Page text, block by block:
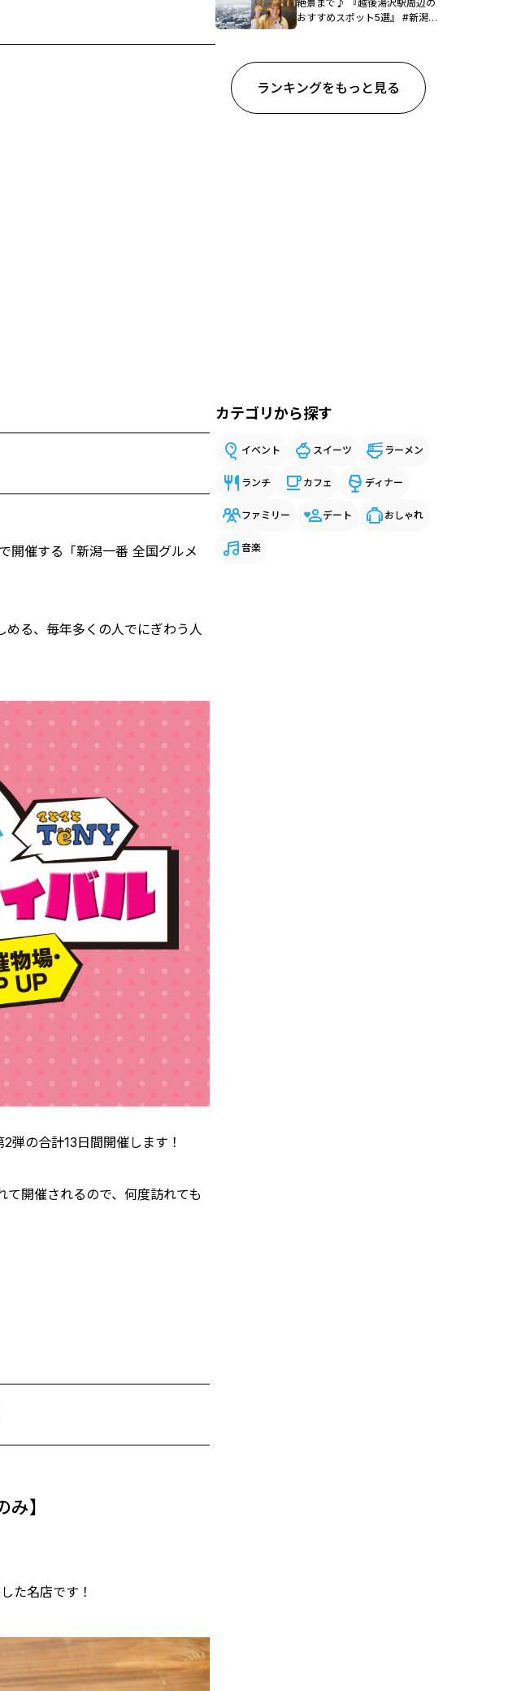
開催する「新潟一番 全国グルメ
る、毎年多くの人でにぎわう人
の合計13日間開催します！
開催されるので、何度訪れても
】
た名店です！
絶景まで♪ 『越後湯沢駅周辺の
おすすめスポット5選』 #新潟観
ランキングをもっと見る
カテゴリから探す
イベント スイーツ ラーメン
ランチ カフェ ディナー
ファミリー デート おしゃれ
音楽